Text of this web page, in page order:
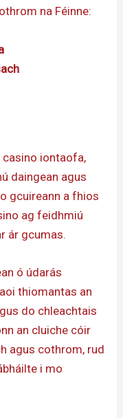
na Féinne:
casino iontaofa,
daingean agus
gcuireann a fhios
ag feidhmiú
ár gcumas.
ó údarás
thiomantas an
do chleachtais
an cluiche cóir
agus cothrom, rud
i mo